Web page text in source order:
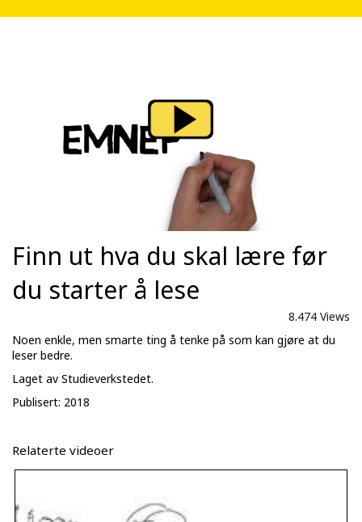
Finn ut hva du skal lære før
du starter å lese
8.474 Views
Noen enkle, men smarte ting å tenke på som kan gjøre at du
leser bedre.
Laget av Studieverkstedet.
Publisert: 2018
Relaterte videoer